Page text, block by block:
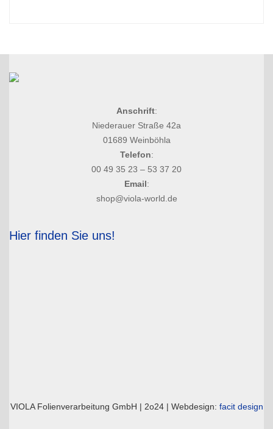
Anschrift:
Niederauer Straße 42a
01689 Weinböhla
Telefon:
00 49 35 23 – 53 37 20
Email:
shop@viola-world.de
Hier finden Sie uns!
VIOLA Folienverarbeitung GmbH | 2o24 | Webdesign: facit design